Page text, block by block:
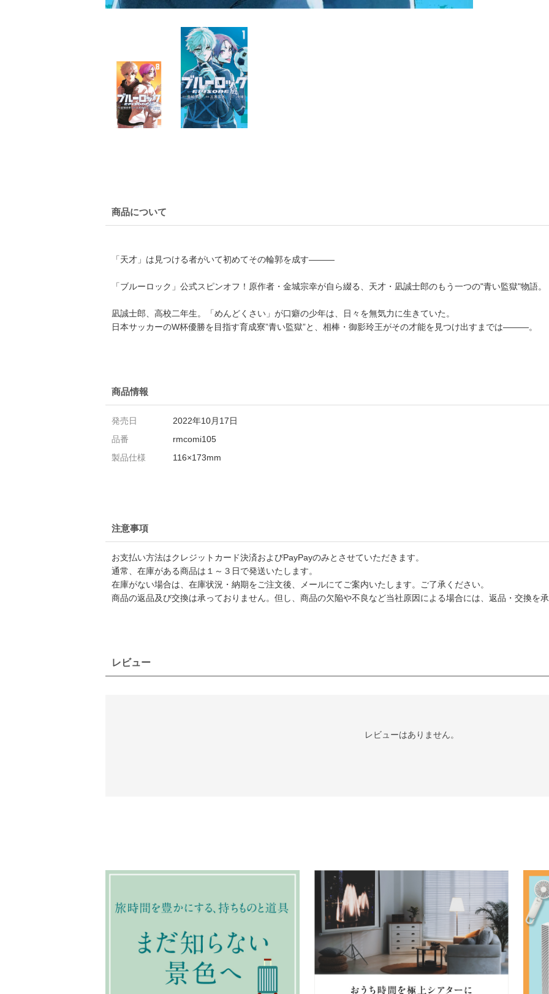
商品について
「天才」は見つける者がいて初めてその輪郭を成す―――
「ブルーロック」公式スピンオフ！原作者・金城宗幸が自ら綴る、天才・凪誠士郎のもう一つの"青い監獄"物語。
凪誠士郎、高校二年生。「めんどくさい」が口癖の少年は、日々を無気力に生きていた。
日本サッカーのW杯優勝を目指す育成寮”青い監獄”と、相棒・御影玲王がその才能を見つけ出すまでは―――。
商品情報
発売日
2022年10月17日
品番
rmcomi105
製品仕様
116×173mm
注意事項
お支払い方法はクレジットカード決済およびPayPayのみとさせていただきます。
通常、在庫がある商品は１～３日で発送いたします。
在庫がない場合は、在庫状況・納期をご注文後、メールにてご案内いたします。ご了承ください。
商品の返品及び交換は承っておりません。但し、商品の欠陥や不良など当社原因による場合には、返品・交換を
レビュー
レビューはありません。